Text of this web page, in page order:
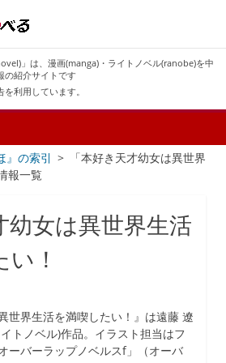
」は、漫画(manga)・ライトノベル(ranobe)を中
の紹介サイトです
利用しています。
』の索引
「本好き天才幼女は異世界
報一覧
幼女は異世界生活
！
世界生活を満喫したい！』は遠藤 遼
トノベル)作品。イラスト担当はフ
ーバーラップノベルスf」（オーバ